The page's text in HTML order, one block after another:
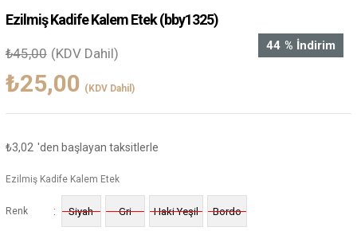
Ezilmiş Kadife Kalem Etek(bby1325)
%
44 İndirim
₺45,00 (KDV Dahil)
₺25,00 (KDV Dahil)
₺3,02 'den başlayan taksitlerle
Ezilmiş Kadife Kalem Etek
Renk : Siyah Gri Haki Yeşil Bordo